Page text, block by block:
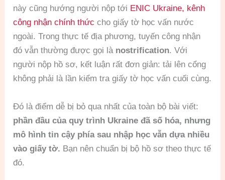
này cũng hướng người nộp tới ENIC Ukraine, kênh
công nhận chính thức cho giấy tờ học vấn nước
ngoài. Trong thực tế địa phương, tuyến công nhận
đó vẫn thường được gọi là nostrification. Với
người nộp hồ sơ, kết luận rất đơn giản: tải lên cổng
không phải là lần kiểm tra giấy tờ học vấn cuối cùng.
Đó là điểm dễ bị bỏ qua nhất của toàn bộ bài viết:
phần đầu của quy trình Ukraine đã số hóa, nhưng
mô hình tin cậy phía sau nhập học vẫn dựa nhiều
vào giấy tờ. Bạn nên chuẩn bị bộ hồ sơ theo thực tế
đó.